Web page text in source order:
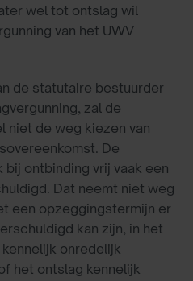
wel tot ontslag wil
van het UWV
de statutaire bestuurder
zal de
niet de weg kiezen van
De
ontbinding vrij vaak een
Dat neemt niet weg
een opzeggingstermijn er
kan zijn, in het
onredelijk
het ontslag kennelijk